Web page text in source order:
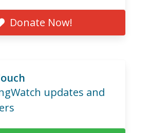
Donate Now!
updates and